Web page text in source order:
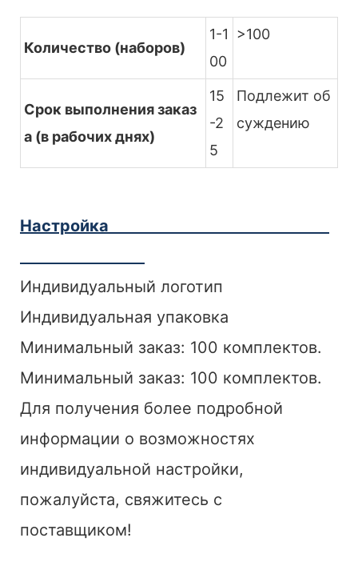
Количество (наборов)
1-1
00
>100
Срок выполнения заказ
а (в рабочих днях)
15
-2
5
Подлежит об
суждению
Настройка
Индивидуальный логотип
Индивидуальная упаковка
Минимальный заказ: 100 комплектов.
Минимальный заказ: 100 комплектов.
Для получения более подробной
информации о возможностях
индивидуальной настройки,
пожалуйста, свяжитесь с
поставщиком!